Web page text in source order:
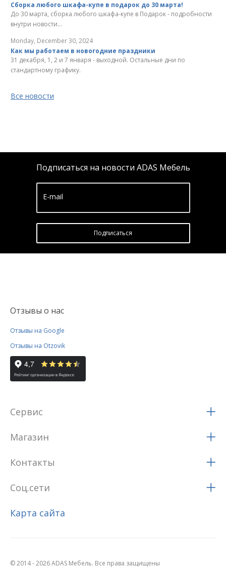
Сборка любого шкафа-купе в подарок до 30 марта!
До 30 марта, сборка любого шкафа-купе в Подарок - подробности
внутри новости...
Monday, December 30, 2024
Как мы работаем в новогодние праздники
31 декабря, 1, 2 и 7 января - выходной. Остальные дни по
стандартному графику.
Все новости
Подписаться на новости ADAS Мебель
E-mail
Подписатьcя
Отзывы о нас
Отзывы на Google
Отзывы на Otzovik
Сервис
Магазин
Контакты
Соц.сети
Карта сайта
© 2014 - 2026 ADAS Мебель. Все права защищены